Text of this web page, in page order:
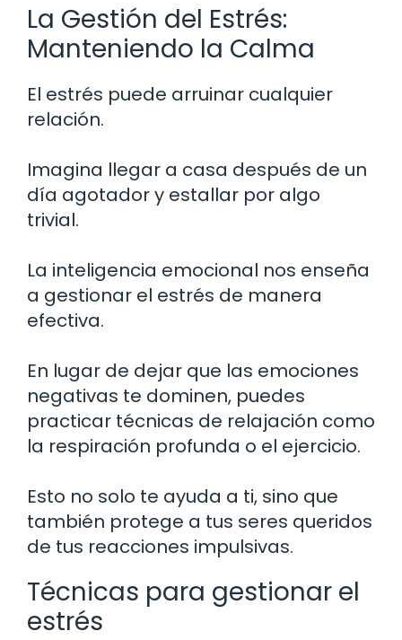
La Gestión del Estrés:
Manteniendo la Calma
El estrés puede arruinar cualquier
relación.
Imagina llegar a casa después de un
día agotador y estallar por algo
trivial.
La inteligencia emocional nos enseña
a gestionar el estrés de manera
efectiva.
En lugar de dejar que las emociones
negativas te dominen, puedes
practicar técnicas de relajación como
la respiración profunda o el ejercicio.
Esto no solo te ayuda a ti, sino que
también protege a tus seres queridos
de tus reacciones impulsivas.
Técnicas para gestionar el
estrés